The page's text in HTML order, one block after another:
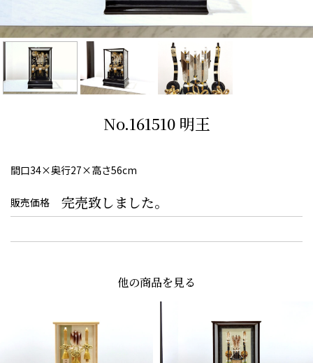
No.161510 明王
間口34×奥行27×高さ56cm
販売価格 完売致しました。
他の商品を見る